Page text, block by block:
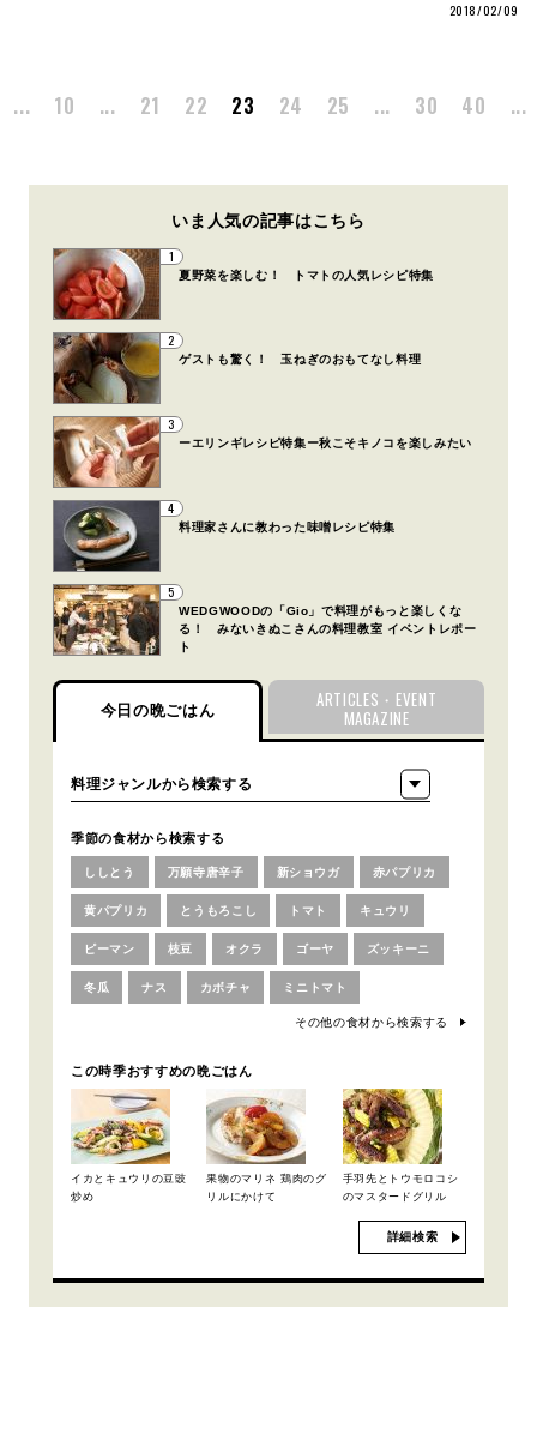
2018/02/09
... 10 ... 21 22 23 24 25 ... 30 40 ...
いま人気の記事はこちら
1
夏野菜を楽しむ！ トマトの人気レシピ特集
2
ゲストも驚く！ 玉ねぎのおもてなし料理
3
ーエリンギレシピ特集ー秋こそキノコを楽しみたい
4
料理家さんに教わった味噌レシピ特集
5
WEDGWOODの「Gio」で料理がもっと楽しくな
る！ みないきぬこさんの料理教室 イベントレポー
ト
今日の晩ごはん
ARTICLES・EVENT
MAGAZINE
季節の食材から検索する
ししとう 万願寺唐辛子 新ショウガ 赤パプリカ
黄パプリカ とうもろこし トマト キュウリ
ピーマン 枝豆 オクラ ゴーヤ ズッキーニ
冬瓜 ナス カボチャ ミニトマト
その他の食材から検索する
この時季おすすめの晩ごはん
イカとキュウリの豆豉
炒め
果物のマリネ 鶏肉のグ
リルにかけて
手羽先とトウモロコシ
のマスタードグリル
詳細検索